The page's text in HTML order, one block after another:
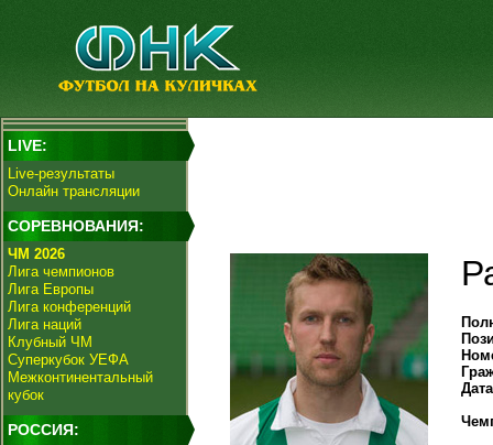
LIVE:
Live-результаты
Онлайн трансляции
СОРЕВНОВАНИЯ:
ЧМ 2026
Лига чемпионов
Лига Европы
Лига конференций
Лига наций
Клубный ЧМ
Суперкубок УЕФА
Межконтинентальный
кубок
РОССИЯ: